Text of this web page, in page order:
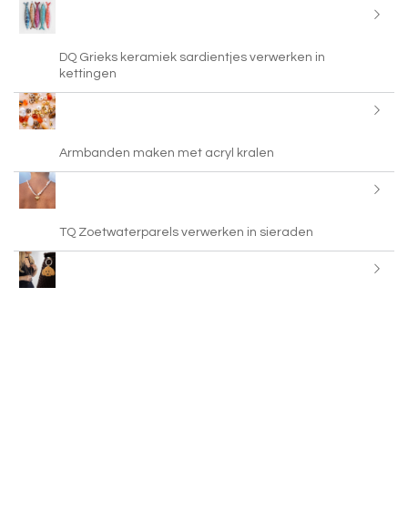
DQ Grieks keramiek sardientjes verwerken in
kettingen
Armbanden maken met acryl kralen
TQ Zoetwaterparels verwerken in sieraden